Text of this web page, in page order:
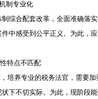
制专业化
合配套改革，全面准确落
中感受到公平正义。为此，
特点不匹配
养专业的税务法官，需要加
下不切实际。为此，现阶段